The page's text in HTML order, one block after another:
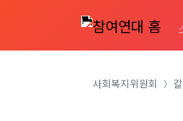
사회복지위원회